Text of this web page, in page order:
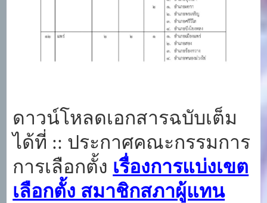
ดาวน์โหลดเอกสารฉบับเต็ม
ได้ที่ :: ประกาศคณะกรรมการ
การเลือกตั้ง เรื่องการแบ่งเขต
เลือกตั้ง สมาชิกสภาผู้แทน